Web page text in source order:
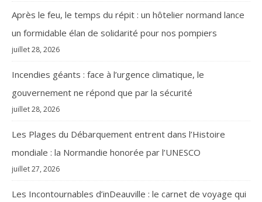
Après le feu, le temps du répit : un hôtelier normand lance
un formidable élan de solidarité pour nos pompiers
juillet 28, 2026
Incendies géants : face à l’urgence climatique, le
gouvernement ne répond que par la sécurité
juillet 28, 2026
Les Plages du Débarquement entrent dans l’Histoire
mondiale : la Normandie honorée par l’UNESCO
juillet 27, 2026
Les Incontournables d’inDeauville : le carnet de voyage qui